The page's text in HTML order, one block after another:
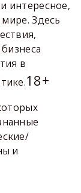
интересное,
Здесь
в
18+
и